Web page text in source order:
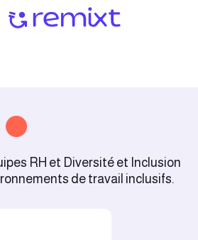
RH et Diversité et Inclusion
de travail inclusifs.